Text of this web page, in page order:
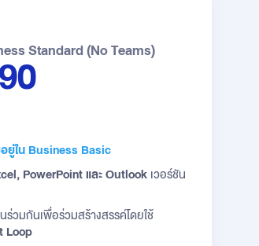
Standard (No Teams)
ยู่ใน Business Basic
PowerPoint และ Outlook เวอร์ชัน
วมกันเพื่อร่วมสร้างสรรค์โดยใช้
Loop